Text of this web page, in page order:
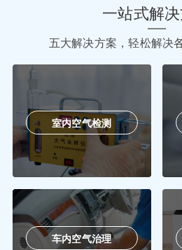
一站式解
五大解决方案，轻松解决
室内空气检测
车内空气治理